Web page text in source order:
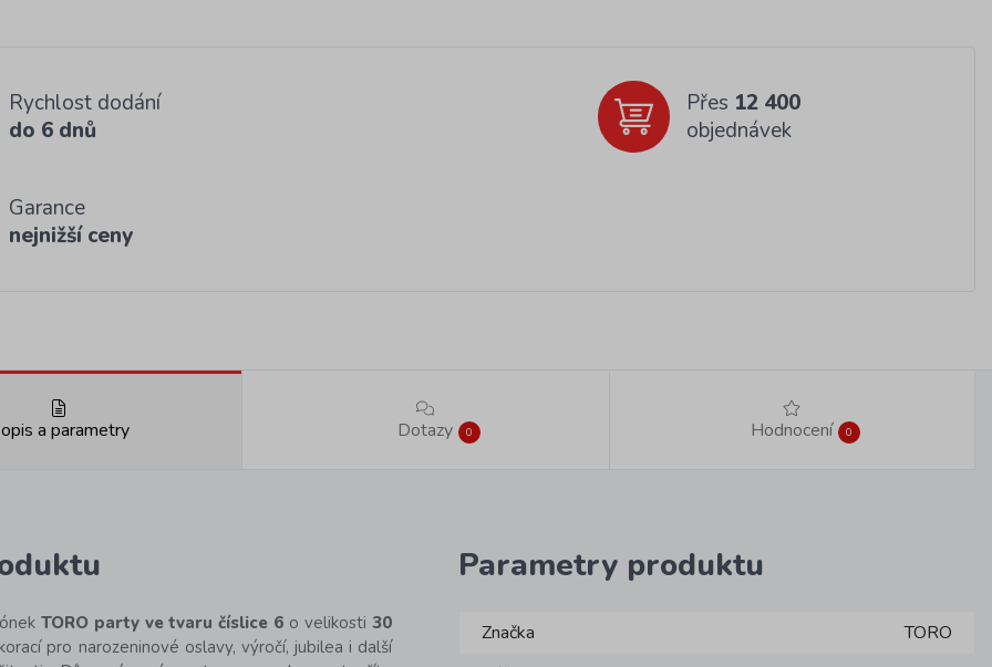
Rychlost dodání
do 6 dnů
Přes 12 400
objednávek
Garance
nejnižší ceny
a parametry Dotazy 0 Hodnocení 0
TORO party ve tvaru číslice 6 o velikosti 30
pro narozeninové oslavy, výročí, jubilea i další
Parametry produktu
Značka
TORO